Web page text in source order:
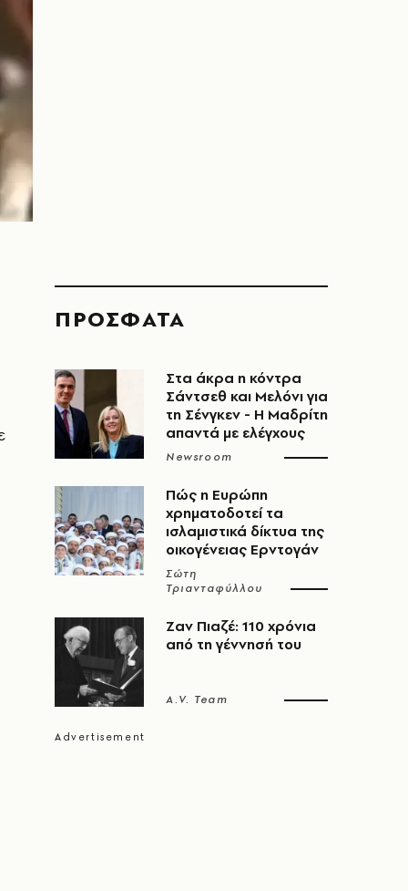
ΠΡΟΣΦΑΤΑ
Στα άκρα η κόντρα
Σάντσεθ και Μελόνι για
τη Σένγκεν - Η Μαδρίτη
απαντά με ελέγχους
Newsroom
Πώς η Ευρώπη
χρηματοδοτεί τα
ισλαμιστικά δίκτυα της
οικογένειας Ερντογάν
Σώτη
Τριανταφύλλου
Ζαν Πιαζέ: 110 χρόνια
από τη γέννησή του
A.V. Team